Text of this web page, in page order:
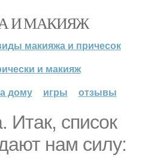
И МАКИЯЖ
макияжа и причесок
и макияж
дому
игры отзывы
Итак, список
нам силу: